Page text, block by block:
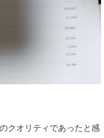
クオリティであったと感